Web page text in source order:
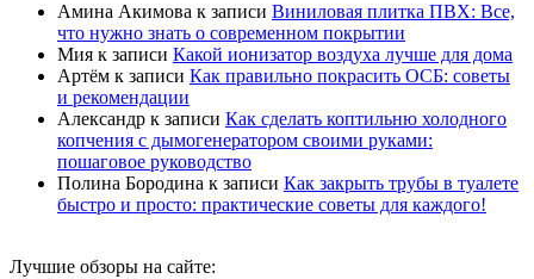
Амина Акимова к записи Виниловая плитка ПВХ: Все,
что нужно знать о современном покрытии
Мия к записи Какой ионизатор воздуха лучше для дома
Артём к записи Как правильно покрасить ОСБ: советы
и рекомендации
Александр к записи Как сделать коптильню холодного
копчения с дымогенератором своими руками:
пошаговое руководство
Полина Бородина к записи Как закрыть трубы в туалете
быстро и просто: практические советы для каждого!
Лучшие обзоры на сайте: